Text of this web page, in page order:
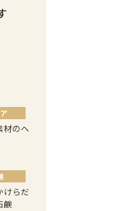
材のヘ
けらだ
鹸